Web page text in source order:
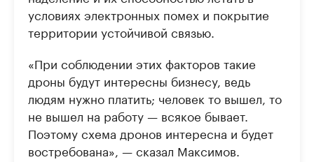
условиях электронных помех и покрытие
территории устойчивой связью.
«При соблюдении этих факторов такие
дроны будут интересны бизнесу, ведь
людям нужно платить; человек то вышел, то
не вышел на работу — всякое бывает.
Поэтому схема дронов интересна и будет
востребована», — сказал Максимов.